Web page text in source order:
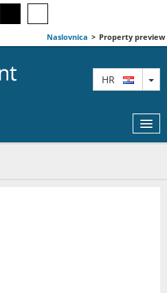
Naslovnica > Property preview
HR